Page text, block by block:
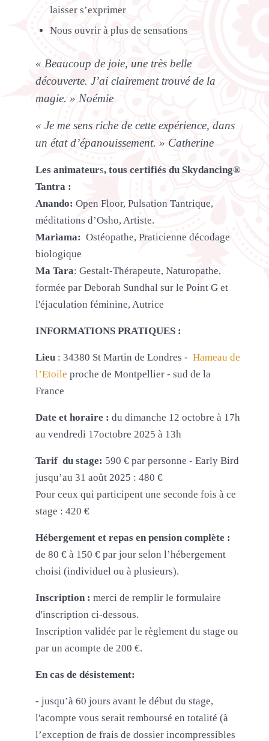
laisser s’exprimer
Nous ouvrir à plus de sensations
« Beaucoup de joie, une très belle
découverte. J’ai clairement trouvé de la
magie. » Noémie
« Je me sens riche de cette expérience, dans
un état d’épanouissement. » Catherine
Les animateurs, tous certifiés du Skydancing®
Tantra :
Anando: Open Floor, Pulsation Tantrique,
méditations d’Osho, Artiste.
Mariama: Ostéopathe, Praticienne décodage
biologique
Ma Tara: Gestalt-Thérapeute, Naturopathe,
formée par Deborah Sundhal sur le Point G et
l'éjaculation féminine, Autrice
INFORMATIONS PRATIQUES :
Lieu : 34380 St Martin de Londres - Hameau de
l’Etoile proche de Montpellier - sud de la
France
Date et horaire : du dimanche 12 octobre à 17h
au vendredi 17octobre 2025 à 13h
Tarif du stage: 590 € par personne - Early Bird
jusqu’au 31 août 2025 : 480 €
Pour ceux qui participent une seconde fois à ce
stage : 420 €
Hébergement et repas en pension complète :
de 80 € à 150 € par jour selon l’hébergement
choisi (individuel ou à plusieurs).
Inscription : merci de remplir le formulaire
d'inscription ci-dessous.
Inscription validée par le règlement du stage ou
par un acompte de 200 €.
En cas de désistement:
- jusqu’à 60 jours avant le début du stage,
l'acompte vous serait remboursé en totalité (à
l’exception de frais de dossier incompressibles